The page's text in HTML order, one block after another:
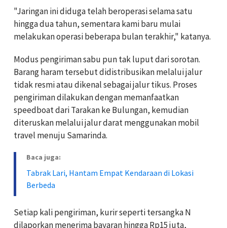
"Jaringan ini diduga telah beroperasi selama satu
hingga dua tahun, sementara kami baru mulai
melakukan operasi beberapa bulan terakhir," katanya.
Modus pengiriman sabu pun tak luput dari sorotan.
Barang haram tersebut didistribusikan melalui jalur
tidak resmi atau dikenal sebagai jalur tikus. Proses
pengiriman dilakukan dengan memanfaatkan
speedboat dari Tarakan ke Bulungan, kemudian
diteruskan melalui jalur darat menggunakan mobil
travel menuju Samarinda.
Baca juga:
Tabrak Lari, Hantam Empat Kendaraan di Lokasi
Berbeda
Setiap kali pengiriman, kurir seperti tersangka N
dilaporkan menerima bayaran hingga Rp15 juta,